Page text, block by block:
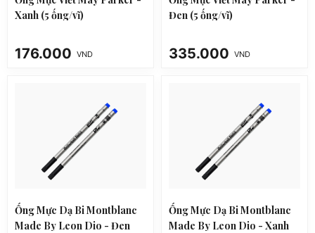
Xanh (5 ống/vĩ)
176.000 VND
Đen (5 ống/vĩ)
335.000 VND
Ống Mực Dạ Bi Montblanc
Made By Leon Dio - Đen
Ống Mực Dạ Bi Montblanc
Made By Leon Dio - Xanh